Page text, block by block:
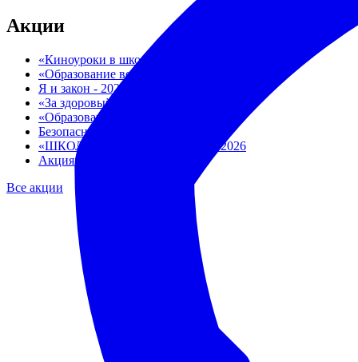
Акции
«Киноуроки в школах России»
«Образование всем детям 2025»
Я и закон - 2025
«За здоровый образ жизни - 2025»
«Образование всем детям 2024»
Безопасное окно
«ШКОЛЕ ВАЖЕН КАЖДЫЙ» - 2026
Акция «ПОДРОСТОК»
Все акции